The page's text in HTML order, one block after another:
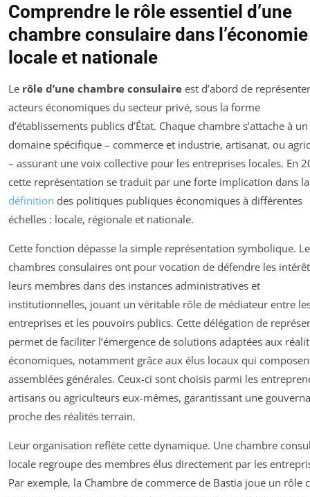
Comprendre le rôle essentiel d’une
chambre consulaire dans l’économie
locale et nationale
Le rôle d’une chambre consulaire est d’abord de
acteurs économiques du secteur privé, sous la forme
d’établissements publics d’État. Chaque chambre s’attache à un
domaine spécifique – commerce et industrie, artisanat, ou
– assurant une voix collective pour les entreprises locales. En
cette représentation se traduit par une forte implication dans la
définition des politiques publiques économiques à différentes
échelles : locale, régionale et nationale.
Cette fonction dépasse la simple représentation symbolique.
chambres consulaires ont pour vocation de défendre les
leurs membres dans des instances administratives et
institutionnelles, jouant un véritable rôle de médiateur entre
entreprises et les pouvoirs publics. Cette délégation de
permet de faciliter l’émergence de solutions adaptées aux
économiques, notamment grâce aux élus locaux qui
assemblées générales. Ceux-ci sont choisis parmi les
artisans ou agriculteurs eux-mêmes, garantissant une
proche des réalités terrain.
Leur organisation reflète cette dynamique. Une chambre
locale regroupe des membres élus directement par les
Par exemple, la Chambre de commerce de Bastia joue un rôle